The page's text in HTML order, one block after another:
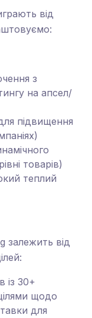
від
з
на апсел/
підвищення
товарів)
теплий
залежить від
із 30+
щодо
для